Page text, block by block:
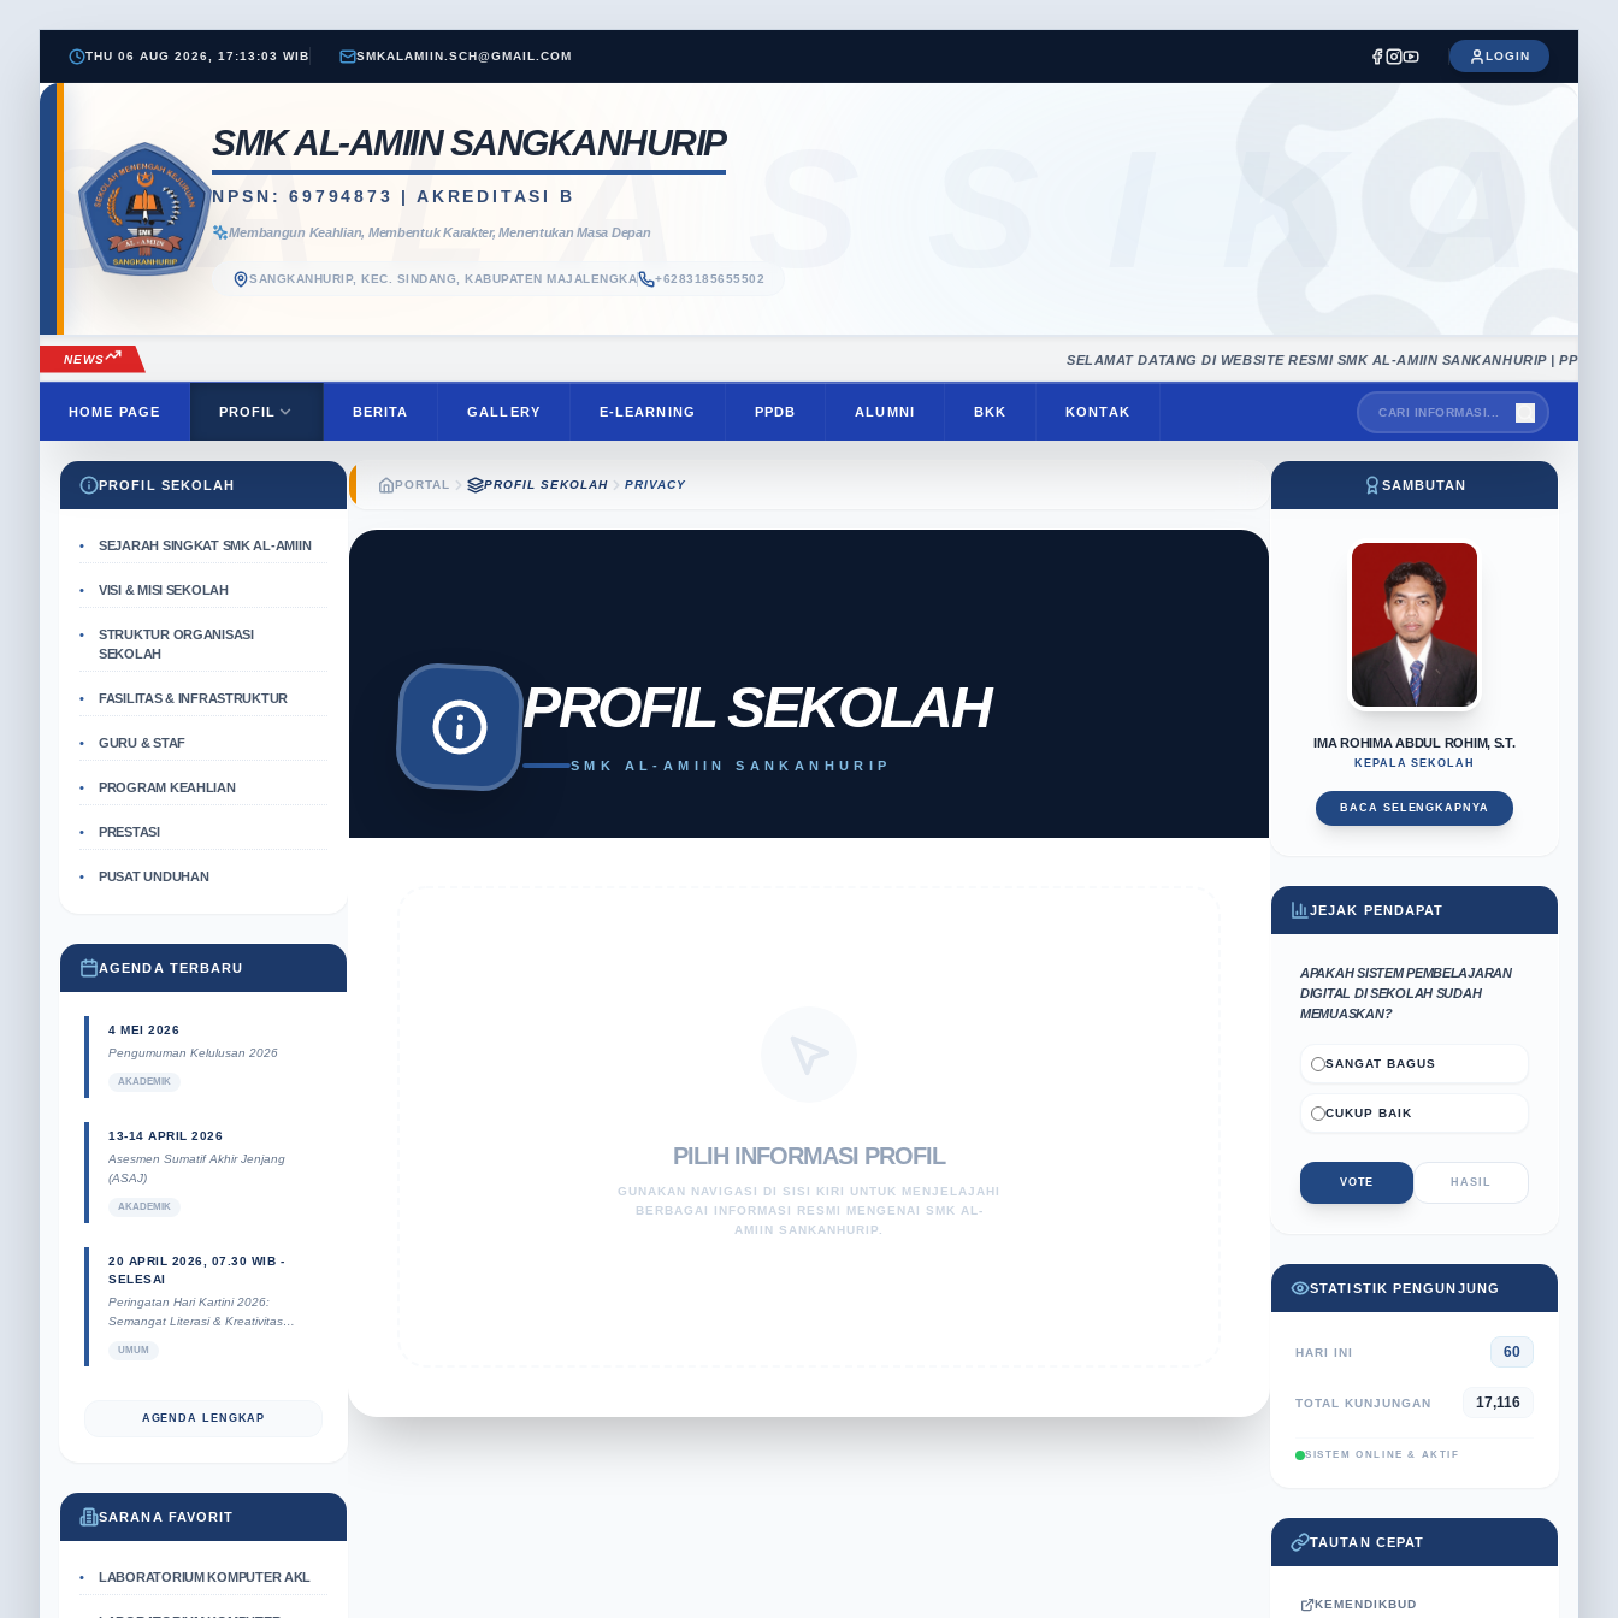
THU 06 AUG 2026, 17:13:04 WIB SMKALAMIIN.SCH@GMAIL.COM LOGIN
SALASSIKA
SMK AL-AMIIN SANGKANHURIP
NPSN: 69794873 | AKREDITASI B
Membangun Keahlian, Membentuk Karakter, Menentukan Masa Depan
SANGKANHURIP, KEC. SINDANG, KABUPATEN MAJALENGKA +6283185655502
NEWS SELAMAT DATANG DI WEBSITE RESMI SMK AL-AMIIN SANKANHURIP | PPDB 2025/
HOME PAGE PROFIL BERITA GALLERY E-LEARNING PPDB ALUMNI BKK KONTAK
PROFIL SEKOLAH
SEJARAH SINGKAT SMK AL-AMIIN
VISI & MISI SEKOLAH
STRUKTUR ORGANISASI
SEKOLAH
FASILITAS & INFRASTRUKTUR
GURU & STAF
PROGRAM KEAHLIAN
PRESTASI
PUSAT UNDUHAN
AGENDA TERBARU
4 MEI 2026
Pengumuman Kelulusan 2026
AKADEMIK
13-14 APRIL 2026
Asesmen Sumatif Akhir Jenjang
(ASAJ)
AKADEMIK
20 APRIL 2026, 07.30 WIB -
SELESAI
Peringatan Hari Kartini 2026:
Semangat Literasi & Kreativitas
UMUM
AGENDA LENGKAP
SARANA FAVORIT
LABORATORIUM KOMPUTER AKL
PORTAL PROFIL SEKOLAH PRIVACY
PROFIL SEKOLAH
SMK AL-AMIIN SANKANHURIP
PILIH INFORMASI PROFIL
GUNAKAN NAVIGASI DI SISI KIRI UNTUK MENJELAJAHI
BERBAGAI INFORMASI RESMI MENGENAI SMK AL-
AMIIN SANKANHURIP.
SAMBUTAN
IMA ROHIMA ABDUL ROHIM, S.T.
KEPALA SEKOLAH
BACA SELENGKAPNYA
JEJAK PENDAPAT
APAKAH SISTEM PEMBELAJARAN
DIGITAL DI SEKOLAH SUDAH
MEMUASKAN?
SANGAT BAGUS
CUKUP BAIK
VOTE HASIL
STATISTIK PENGUNJUNG
HARI INI 60
TOTAL KUNJUNGAN 17,116
SISTEM ONLINE & AKTIF
TAUTAN CEPAT
KEMENDIKBUD